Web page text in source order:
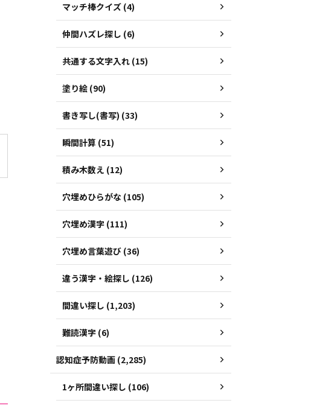
マッチ棒クイズ (4)
仲間ハズレ探し (6)
共通する文字入れ (15)
塗り絵 (90)
書き写し(書写) (33)
瞬間計算 (51)
積み木数え (12)
穴埋めひらがな (105)
穴埋め漢字 (111)
穴埋め言葉遊び (36)
違う漢字・絵探し (126)
間違い探し (1,203)
難読漢字 (6)
認知症予防動画 (2,285)
1ヶ所間違い探し (106)